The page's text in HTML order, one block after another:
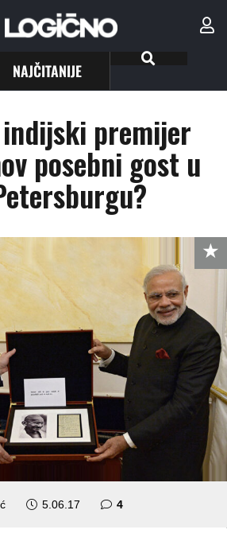
NAJČITANIJE
premijer
posebni gost u
5.06.17 4komentara